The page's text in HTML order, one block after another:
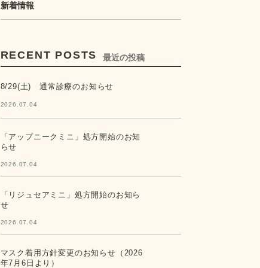
新着情報
RECENT POSTS 最近の投稿
8/29(土) 通常診療のお知らせ
2026.07.04
「アップニークミニ」処方開始のお知
らせ
2026.07.04
「リジュセアミニ」処方開始のお知ら
せ
2026.07.04
マスク着用方針変更のお知らせ（2026
年7月6日より）